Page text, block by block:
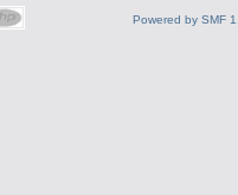
Powered by SMF